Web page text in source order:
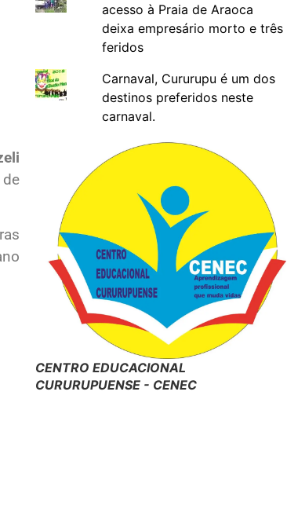
acesso à Praia de Araoca
deixa empresário morto e três
feridos
Carnaval, Cururupu é um dos
destinos preferidos neste
carnaval.
CENTRO EDUCACIONAL
CURURUPUENSE - CENEC